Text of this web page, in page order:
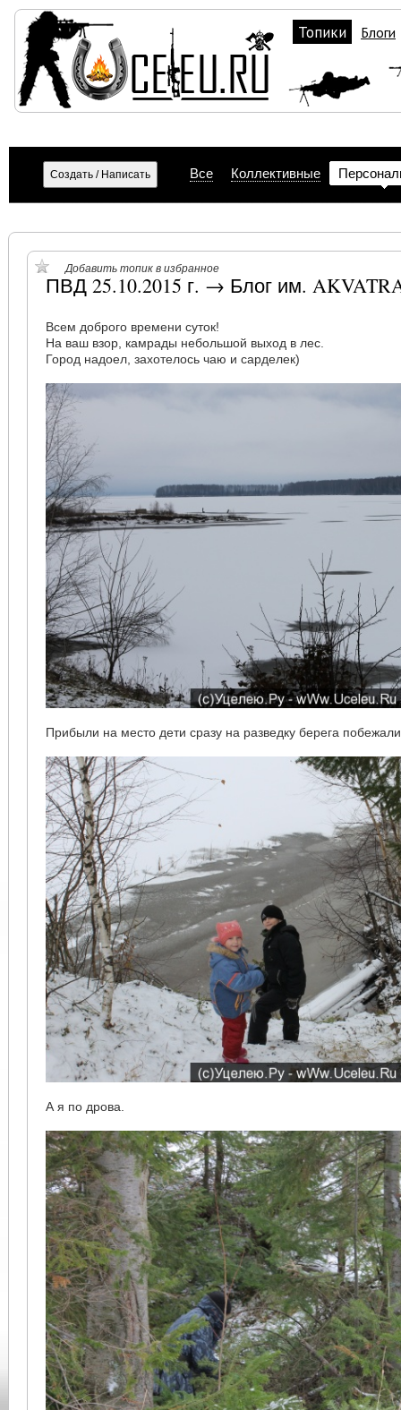
Топики Блоги
Все Коллективные
Добавить топик в избранное
ПВД 25.10.2015 г. → Блог им.
Всем доброго времени суток!
На ваш взор, камрады небольшой выход в лес.
Город надоел, захотелось чаю и сарделек)
Прибыли на место дети сразу на разведку берега
А я по дрова.